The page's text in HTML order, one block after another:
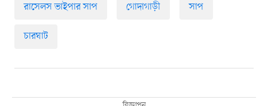
রাসেলস ভাইপার সাপ গোদাগাড়ী সাপ
চারঘাট